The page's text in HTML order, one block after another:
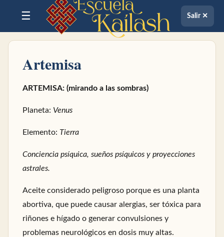
☰ Salir ✕
Artemisa
ARTEMISA: (mirando a las sombras)
Planeta: Venus
Elemento: Tierra
Conciencia psíquica, sueños psíquicos y proyecciones
astrales.
Aceite considerado peligroso porque es una planta
abortiva, que puede causar alergias, ser tóxica para
riñones e hígado o generar convulsiones y
problemas neurológicos en dosis muy altas.